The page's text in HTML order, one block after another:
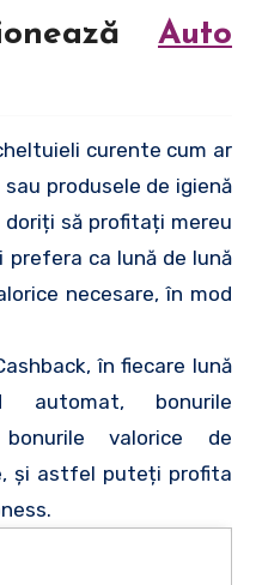
Auto
curente cum ar
produsele de igienă
să profitați mereu
prefera ca lună de lună
necesare, în mod
în fiecare lună
bonurile
valorice de
și astfel puteți profita